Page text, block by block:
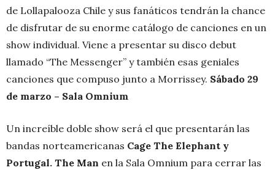
de Lollapalooza Chile y sus fanáticos tendrán la chance
de disfrutar de su enorme catálogo de canciones en un
show individual. Viene a presentar su disco debut
llamado “The Messenger” y también esas geniales
canciones que compuso junto a Morrissey. Sábado 29
de marzo – Sala Omnium
Un increíble doble show será el que presentarán las
bandas norteamericanas Cage The Elephant y
Portugal. The Man en la Sala Omnium para cerrar las